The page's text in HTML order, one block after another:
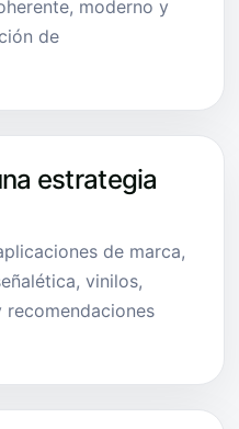
moderno y
de
estrategia
de marca,
vinilos,